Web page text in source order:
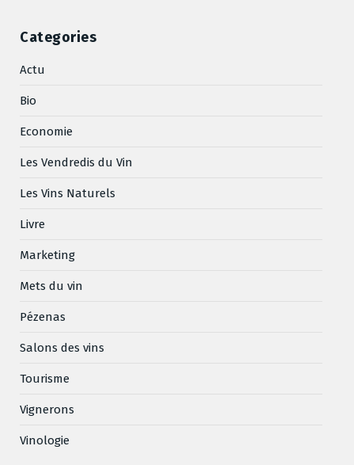
Categories
Actu
Bio
Economie
Les Vendredis du Vin
Les Vins Naturels
Livre
Marketing
Mets du vin
Pézenas
Salons des vins
Tourisme
Vignerons
Vinologie